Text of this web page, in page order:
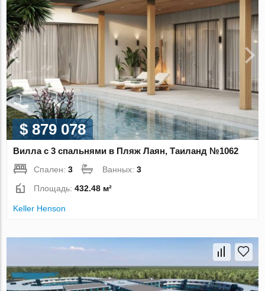
$ 879 078
Вилла с 3 спальнями в Пляж Лаян, Таиланд №1062
Спален:3 Ванных:3
Площадь:432.48 м²
Keller Henson